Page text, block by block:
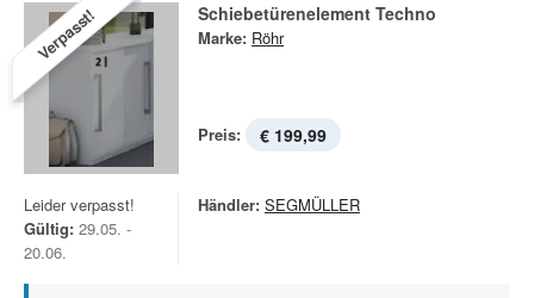
Verpasst! Schiebetürenelement Techno
Marke: Röhr
Preis: € 199,99
Leider verpasst!
Gültig: 29.05. -
20.06.
Händler: SEGMÜLLER